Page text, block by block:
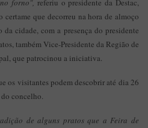
forno", referiu o presidente da Destac,
que decorreu na hora de almoço
cidade, com a presença do presidente
também Vice-Presidente da Região de
que patrocinou a iniciativa.
os visitantes podem descobrir até dia 26
concelho.
de alguns pratos que a Feira de